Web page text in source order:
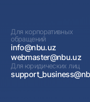
Для корпоративных
обращений
info@nbu.uz
webmaster@nbu.uz
Для юридических лиц